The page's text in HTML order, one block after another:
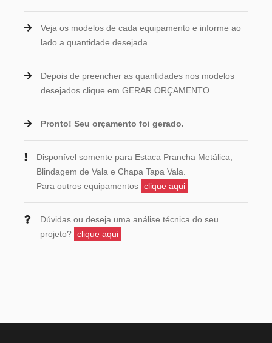
Veja os modelos de cada equipamento e informe ao
lado a quantidade desejada
Depois de preencher as quantidades nos modelos
desejados clique em GERAR ORÇAMENTO
Pronto! Seu orçamento foi gerado.
Disponível somente para Estaca Prancha Metálica,
Blindagem de Vala e Chapa Tapa Vala.
Para outros equipamentos clique aqui
Dúvidas ou deseja uma análise técnica do seu
projeto? clique aqui